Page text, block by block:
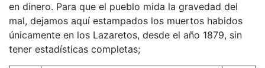
en dinero. Para que el pueblo mida la gravedad del
mal, dejamos aquí estampados los muertos habidos
únicamente en los Lazaretos, desde el año 1879, sin
tener estadísticas completas;